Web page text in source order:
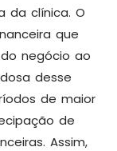
da clínica. O
que
negócio ao
desse
de maior
de
Assim,